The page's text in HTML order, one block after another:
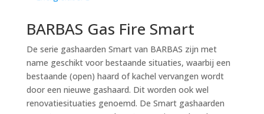
BARBAS Gas Fire Smart
De serie gashaarden Smart van BARBAS zijn met
name geschikt voor bestaande situaties, waarbij een
bestaande (open) haard of kachel vervangen wordt
door een nieuwe gashaard. Dit worden ook wel
renovatiesituaties genoemd. De Smart gashaarden